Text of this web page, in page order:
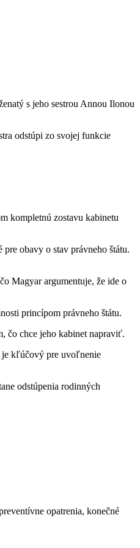
s jeho sestrou Annou Ilonou
odstúpi zo svojej funkcie
kompletnú zostavu kabinetu
obavy o stav právneho štátu.
Magyar argumentuje, že ide o
princípom právneho štátu.
čo chce jeho kabinet napraviť.
je kľúčový pre uvoľnenie
odstúpenia rodinných
opatrenia, konečné